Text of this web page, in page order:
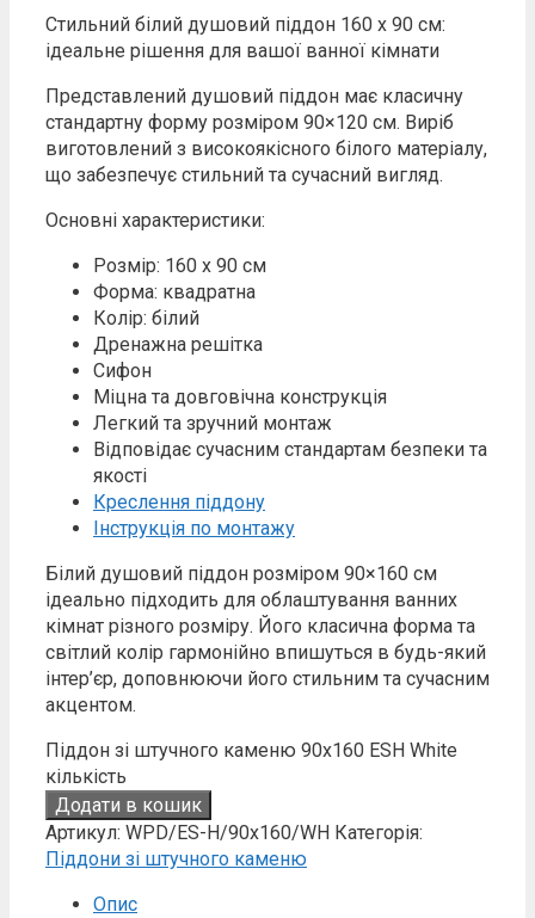
Стильний білий душовий піддон 160 x 90 см:
ідеальне рішення для вашої ванної кімнати
Представлений душовий піддон має класичну
стандартну форму розміром 90×120 см. Виріб
виготовлений з високоякісного білого матеріалу,
що забезпечує стильний та сучасний вигляд.
Основні характеристики:
Розмір: 160 x 90 см
Форма: квадратна
Колір: білий
Дренажна решітка
Сифон
Міцна та довговічна конструкція
Легкий та зручний монтаж
Відповідає сучасним стандартам безпеки та
якості
Креслення піддону
Інструкція по монтажу
Білий душовий піддон розміром 90×160 см
ідеально підходить для облаштування ванних
кімнат різного розміру. Його класична форма та
світлий колір гармонійно впишуться в будь-який
інтер’єр, доповнюючи його стильним та сучасним
акцентом.
Піддон зі штучного каменю 90x160 ESH White
кількість
Додати в кошик
Артикул: WPD/ES-H/90x160/WH Категорія:
Піддони зі штучного каменю
Опис